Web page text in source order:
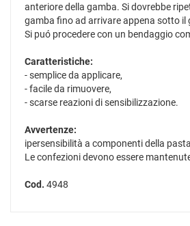
anteriore della gamba. Si dovrebbe
gamba fino ad arrivare appena sotto il
Si puó procedere con un bendaggio
Caratteristiche:
- semplice da applicare,
- facile da rimuovere,
- scarse reazioni di sensibilizzazione.
Avvertenze:
ipersensibilità a componenti della
Le confezioni devono essere
Cod. 4948